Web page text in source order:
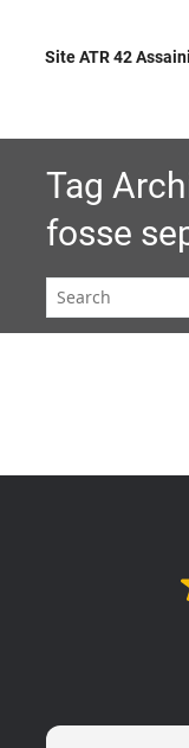
Site ATR 42
Tag
fosse